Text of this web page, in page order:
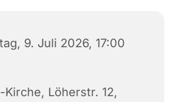
9. Juli 2026, 17:00
Kirche, Löherstr. 12,